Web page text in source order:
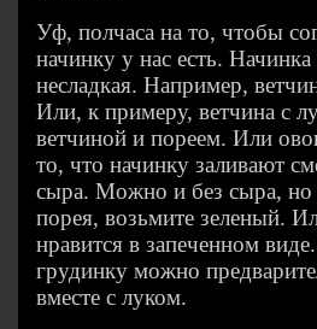
Уф, полчаса на то, чтобы
начинку у нас есть.
несладкая. Например,
Или, к примеру, ветчина с
ветчиной и пореем. Или
то, что начинку заливают
сыра. Можно и без сыра, но
порея, возьмите зеленый.
нравится в запеченном
грудинку можно
вместе с луком.